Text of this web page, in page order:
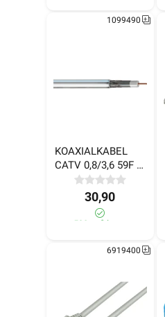
KOAXIALKABEL
CATV 0,8/3,6 59F
tri 77% PVC
1099490
30,90
590+ på lager
6919400